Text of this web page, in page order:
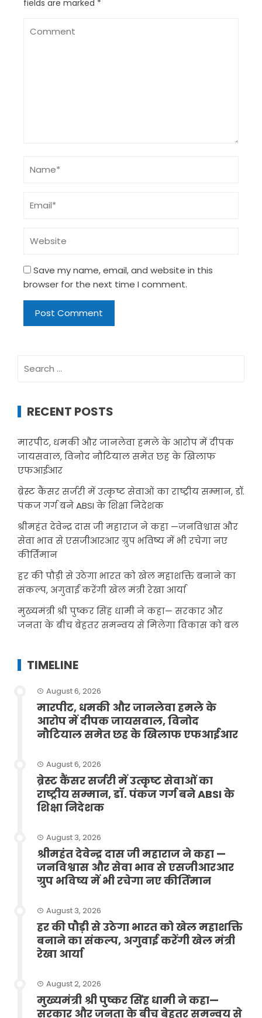
fields are marked *
Save my name, email, and website in this
browser for the next time I comment.
for:
RECENT POSTS
मारपीट, धमकी और जानलेवा हमले के आरोप में दीपक
जायसवाल, विनोद नौटियाल समेत छह के खिलाफ
एफआईआर
ब्रेस्ट कैंसर सर्जरी में उत्कृष्ट सेवाओं का राष्ट्रीय सम्मान, डॉ.
पंकज गर्ग बने ABSI के शिक्षा निदेशक
श्रीमहंत देवेन्द्र दास जी महाराज ने कहा —जनविश्वास और
सेवा भाव से एसजीआरआर ग्रुप भविष्य में भी रचेगा नए
कीर्तिमान
हर की पौड़ी से उठेगा भारत को खेल महाशक्ति बनाने का
संकल्प, अगुवाई करेंगी खेल मंत्री रेखा आर्या
मुख्यमंत्री श्री पुष्कर सिंह धामी ने कहा— सरकार और
जनता के बीच बेहतर समन्वय से मिलेगा विकास को बल
TIMELINE
August 6, 2026
मारपीट, धमकी और जानलेवा हमले के
आरोप में दीपक जायसवाल, विनोद
नौटियाल समेत छह के खिलाफ एफआईआर
August 6, 2026
ब्रेस्ट कैंसर सर्जरी में उत्कृष्ट सेवाओं का
राष्ट्रीय सम्मान, डॉ. पंकज गर्ग बने ABSI के
शिक्षा निदेशक
August 3, 2026
श्रीमहंत देवेन्द्र दास जी महाराज ने कहा —
जनविश्वास और सेवा भाव से एसजीआरआर
ग्रुप भविष्य में भी रचेगा नए कीर्तिमान
August 3, 2026
हर की पौड़ी से उठेगा भारत को खेल महाशक्ति
बनाने का संकल्प, अगुवाई करेंगी खेल मंत्री
रेखा आर्या
August 2, 2026
मुख्यमंत्री श्री पुष्कर सिंह धामी ने कहा—
सरकार और जनता के बीच बेहतर समन्वय से